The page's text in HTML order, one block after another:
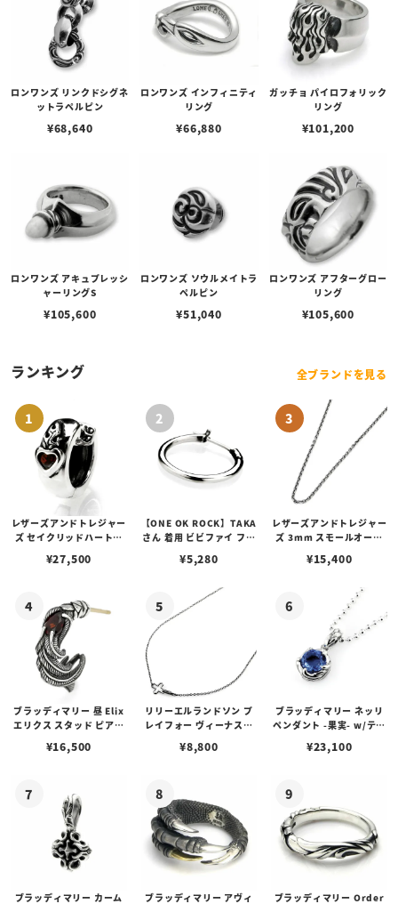
ロンワンズ リンクドシグネ
ットラペルピン
¥68,640
ロンワンズ インフィニティ
リング
¥66,880
ガッチョ パイロフォリック
リング
¥101,200
ロンワンズ アキュプレッシ
ャーリングS
¥105,600
ロンワンズ ソウルメイトラ
ペルピン
¥51,040
ロンワンズ アフターグロー
リング
¥105,600
ランキング 全ブランドを見る
レザーズアンドトレジャー
ズ セイクリッドハートピ
¥27,500
【ONE OK ROCK】TAKA
さん 着用 ビビファイ フー
¥5,280
レザーズアンドトレジャー
ズ 3mm スモールオーバ
ブスタークラスプ＆LTロ
¥15,400
ブラッディマリー 昼 Elix
エリクス スタッド ピアス
¥16,500
リリーエルランドソン プ
レイフォー ヴィーナスチ
¥8,800
ブラッディマリー ネッリ
ペンダント -果実- w/ティ
¥23,100
ブラッディマリー カーム
ブラッディマリー アヴィ
ブラッディマリー Order